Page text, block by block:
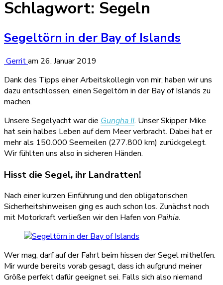
Schlagwort: Segeln
Segeltörn in der Bay of Islands
Gerritam 26. Januar 2019
Dank des Tipps einer Arbeitskollegin von mir, haben wir uns
dazu entschlossen, einen Segeltörn in der Bay of Islands zu
machen.
Unsere Segelyacht war die Gungha II. Unser Skipper Mike
hat sein halbes Leben auf dem Meer verbracht. Dabei hat er
mehr als 150.000 Seemeilen (277.800 km) zurückgelegt.
Wir fühlten uns also in sicheren Händen.
Hisst die Segel, ihr Landratten!
Nach einer kurzen Einführung und den obligatorischen
Sicherheitshinweisen ging es auch schon los. Zunächst noch
mit Motorkraft verließen wir den Hafen von Paihia.
Wer mag, darf auf der Fahrt beim hissen der Segel mithelfen.
Mir wurde bereits vorab gesagt, dass ich aufgrund meiner
Größe perfekt dafür geeignet sei. Falls sich also niemand